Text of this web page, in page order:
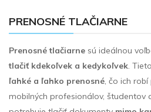
PRENOSNÉ TLAČIARNE
Prenosné tlačiarne sú ideálnou
tlačiť kdekoľvek a kedykoľvek.
ľahké a ľahko prenosné, čo ich
mobilných profesionálov, študentov